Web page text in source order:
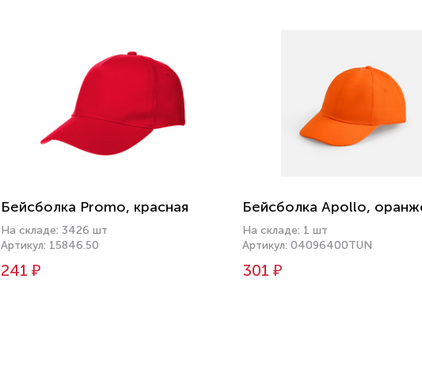
Бейсболка Promo, красная
На складе: 3426 шт
Артикул: 15846.50
241 ₽
Бейсболка Apollo,
На складе: 1 шт
Артикул: 04096400TUN
301 ₽